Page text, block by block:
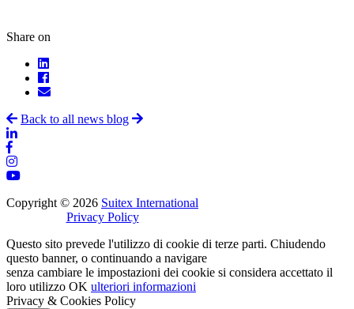
Share on
Back to all news blog
Copyright © 2026 Suitex International
Privacy Policy
Questo sito prevede l'utilizzo di cookie di terze parti. Chiudendo
questo banner, o continuando a navigare
senza cambiare le impostazioni dei cookie si considera accettato il
loro utilizzo OK ulteriori informazioni
Privacy & Cookies Policy